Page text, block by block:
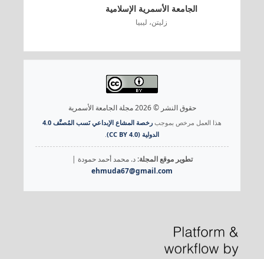
الجامعة الأسمرية الإسلامية
زليتن، ليبيا
حقوق النشر © 2026 مجلة الجامعة الأسمرية
هذا العمل مرخص بموجب
رخصة المشاع الإبداعي نَسب المُصنَّف 4.0
الدولية (CC BY 4.0)
تطوير موقع المجلة:د. محمد أحمد حمودة |
ehmuda67@gmail.com